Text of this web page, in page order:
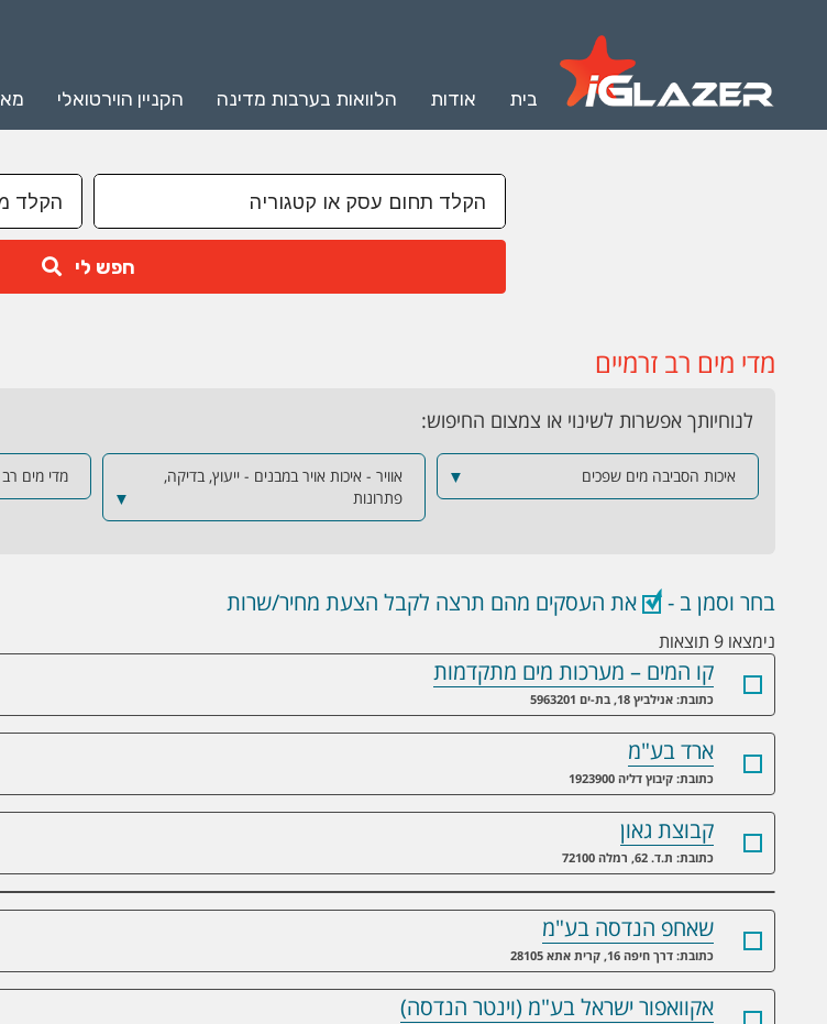
בית אודות הלוואות בערבות מדינה הקניין הוירטואלי
חפש לי
מדי מים רב זרמיים
לנוחיותך אפשרות לשינוי או צמצום החיפוש:
איכות הסביבה מים שפכים ▼
אוויר - איכות אויר במבנים - ייעוץ, בדיקה,
פתרונות
▼
מדי מים רב
בחר וסמן ב - את העסקים מהם תרצה לקבל הצעת מחיר/שרות
נימצאו 9 תוצאות
קו המים – מערכות מים מתקדמות
כתובת: אנילביץ 18, בת-ים 5963201
ארד בע"מ
כתובת: קיבוץ דליה 1923900
קבוצת גאון
כתובת: ת.ד. 62, רמלה 72100
שאחפ הנדסה בע"מ
כתובת: דרך חיפה 16, קרית אתא 28105
אקוואפור ישראל בע"מ (וינטר הנדסה)